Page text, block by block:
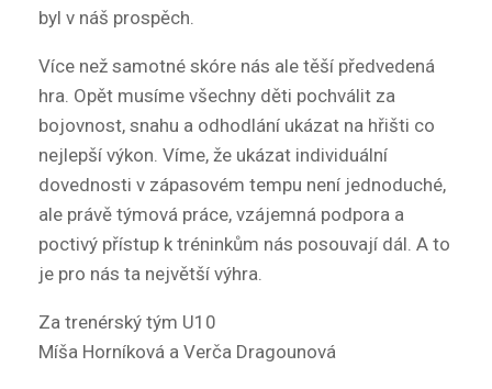
byl v náš prospěch.
Více než samotné skóre nás ale těší předvedená
hra. Opět musíme všechny děti pochválit za
bojovnost, snahu a odhodlání ukázat na hřišti co
nejlepší výkon. Víme, že ukázat individuální
dovednosti v zápasovém tempu není jednoduché,
ale právě týmová práce, vzájemná podpora a
poctivý přístup k tréninkům nás posouvají dál. A to
je pro nás ta největší výhra.
Za trenérský tým U10
Míša Horníková a Verča Dragounová